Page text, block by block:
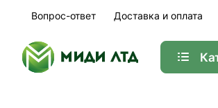
Вопрос-ответ Доставка и оплата